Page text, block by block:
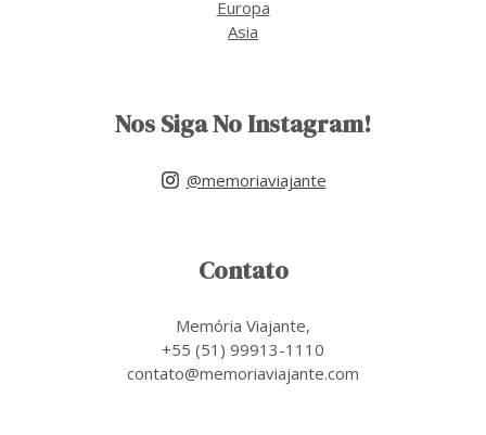
Europa
Asia
Nos Siga No Instagram!
@memoriaviajante
Contato
Memória Viajante,
+55 (51) 99913-1110
contato@memoriaviajante.com